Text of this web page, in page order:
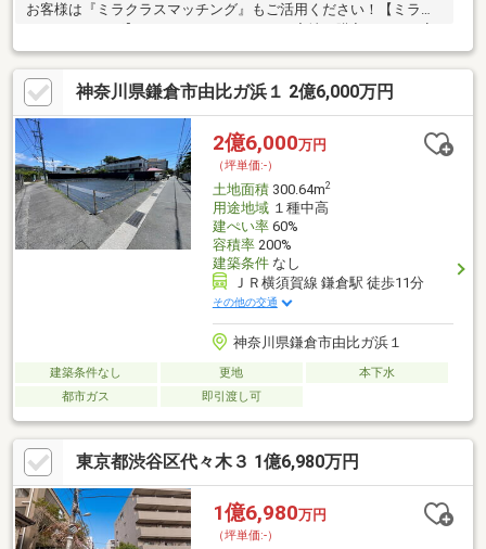
お客様は『ミラクラスマッチング』もご活用ください！【ミラク
様に、最適なハウスメーカーを紹介するシステムです◎相談時か
ら成約まで完全無料何度相談しても、お客様のご負担はありませ
ん◎中立的な立場からのご紹介本当にお客様に最適だと思われる
ハウスメーカーをご紹介します◎「会社」だけでなく、ハウスメ
ーカー選りすぐりの「担当者」をご紹介住宅展示場だと、担当者
との出会いは巡り合わせ次第。ミラクラスマッチングなら、お客
様にぴったりのハウスメーカーの担当者をご紹介します。
神奈川県鎌倉市由比ガ浜１ 2億6,000万円
2億6,000万円
（坪単価:-）
土地面積300.64m2
用途地域１種中高
建ぺい率60%
容積率200%
建築条件なし
ＪＲ横須賀線 鎌倉駅 徒歩11分
その他の交通
神奈川県鎌倉市由比ガ浜１
建築条件なし 更地
本下水
都市ガス
即引渡し可
東京都渋谷区代々木３ 1億6,980万円
1億6,980万円
（坪単価:-）